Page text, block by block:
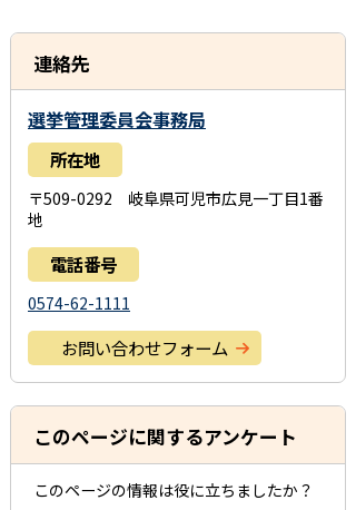
連絡先
選挙管理委員会事務局
所在地
〒509-0292 岐阜県可児市広見一丁目1番
地
電話番号
0574-62-1111
お問い合わせフォーム
このページに関するアンケート
このページの情報は役に立ちましたか？